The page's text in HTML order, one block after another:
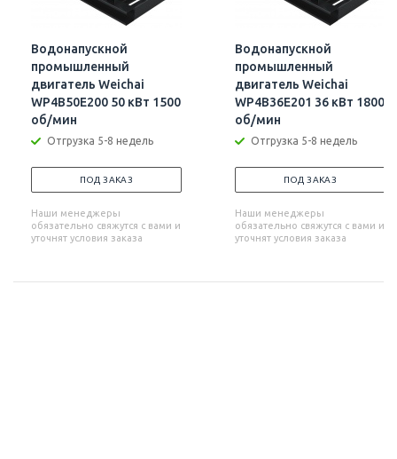
Водонапускной
промышленный
двигатель Weichai
WP4B50E200 50 кВт 1500
об/мин
Отгрузка 5-8 недель
ПОД ЗАКАЗ
Наши менеджеры
обязательно свяжутся с вами и
уточнят условия заказа
Водонапускной
промышленный
двигатель Weichai
WP4B36E201 36 кВт 1800
об/мин
Отгрузка 5-8 недель
ПОД ЗАКАЗ
Наши менеджеры
обязательно свяжутся с вами и
уточнят условия заказа